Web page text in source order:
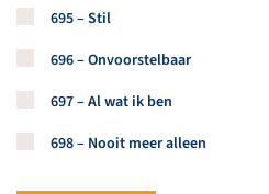
Koop een stuk van dit artikel
695 – Stil
Koop een stuk van dit artikel
696 – Onvoorstelbaar
Koop een stuk van dit artikel
697 – Al wat ik ben
Koop een stuk van dit artikel
698 – Nooit meer alleen